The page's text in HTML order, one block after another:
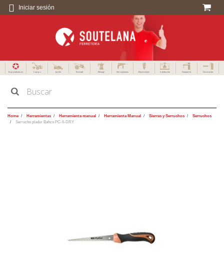
Iniciar sesión
Especialistas en Campo Jardín Forestal Menaje Herramientas Electricidad Calefacción Fontanería Decoración
Home Herramientas Herramienta manual Herramienta Manual Sierras y Serruchos
Serruchos
Serrucho pladur Bahco PC-6-DRY